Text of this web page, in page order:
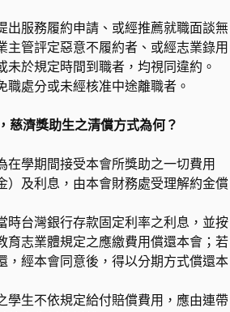
服務履約申請、或經推薦就職面談無
主管評定惡意不履約者、或經志業錄用
未於規定時間到職者，均視同違約。
處分或未經核准中途離職者。
慈濟獎助生之清償方式為何？
學期間接受本會所獎助之一切費用
）及利息，由本會財務處受理解約金償
台灣銀行存款固定利率之利息，並按
育志業體規定之應繳費用償還本會；若
，經本會同意後，得以分期方式償還本
生不依規定給付賠償費用，應由連帶